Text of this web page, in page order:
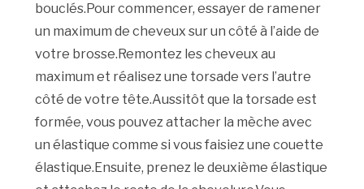
bouclés.Pour commencer, essayer de ramener
un maximum de cheveux sur un côté à l’aide de
votre brosse.Remontez les cheveux au
maximum et réalisez une torsade vers l’autre
côté de votre tête.Aussitôt que la torsade est
formée, vous pouvez attacher la mèche avec
un élastique comme si vous faisiez une couette
élastique.Ensuite, prenez le deuxième élastique